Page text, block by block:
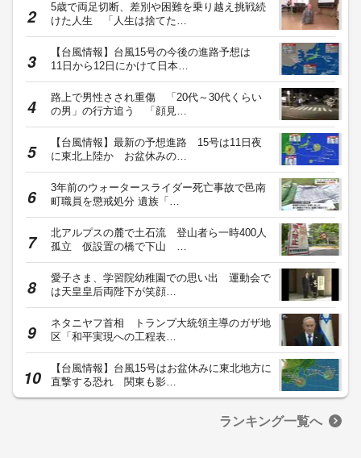
5歳で両足切断、差別や困難を乗り越え挑戦続
けた人生 「人生は捨てた…
【台風情報】台風15号の今後の進路予想は
11日から12日にかけて日本…
路上で男性さされ重傷 「20代～30代くらい
の男」の行方追う 「顔見…
【台風情報】最新の予想進路 15号は11日夜
に東北上陸か お盆休みの…
3年前のウォータースライダー死亡事故で邑南
町職員を懲戒処分 遺族「…
北アルプスの麓で土石流 登山者ら一時400人
孤立 仮設置の橋で下山 …
愛子さま、学習院幼稚園での思い出 運動会で
は天皇皇后両陛下が笑顔…
ネタニヤフ首相 トランプ大統領主導のガザ地
区「和平実現への工程表…
【台風情報】台風15号はお盆休みに東北地方に
直撃する恐れ 関東も影…
ランキング一覧へ